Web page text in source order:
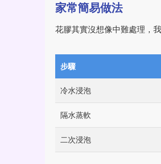
家常簡易做法
花膠其實沒想像中難處理，
步驟
冷水浸泡
隔水蒸軟
二次浸泡